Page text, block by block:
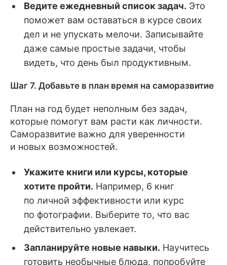
Ведите ежедневный список задач. Это
поможет вам оставаться в курсе своих
дел и не упускать мелочи. Записывайте
даже самые простые задачи, чтобы
видеть, что день был продуктивным.
Шаг 7. Добавьте в план время на саморазвитие
План на год будет неполным без задач,
которые помогут вам расти как личности.
Саморазвитие важно для уверенности
и новых возможностей.
Укажите книги или курсы, которые
хотите пройти. Например, 6 книг
по личной эффективности или курс
по фотографии. Выберите то, что вас
действительно увлекает.
Запланируйте новые навыки. Научитесь
готовить необычные блюда, попробуйте